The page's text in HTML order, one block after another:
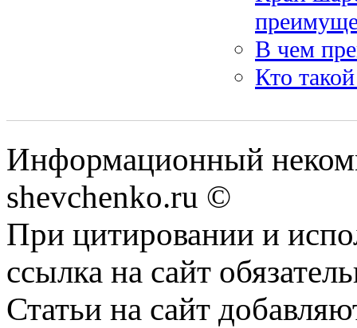
В чем
Кто
Информационный
shevchenko.ru ©
При цитировании и
ссылка на сайт
Статьи на сайт